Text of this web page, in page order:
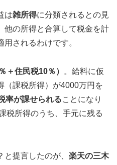
は雑所得に分類されるとの見
他の所得と合算して税金を計
用されるわけです。
＋住民税10％）
。給料に仮
（課税所得）が4000万円を
率が課せられることになり
税所得のうち、手元に残る
提言したのが、 楽天の三木